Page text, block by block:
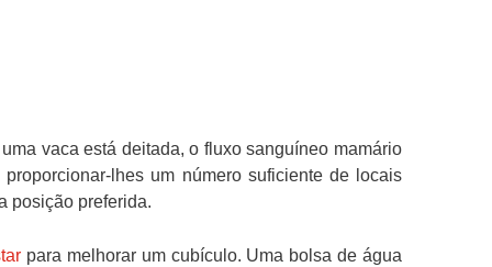
vaca está deitada, o fluxo sanguíneo mamário
lhes um número suficiente de locais
posição preferida.
para melhorar um cubículo. Uma bolsa de água